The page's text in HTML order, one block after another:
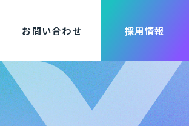
お問い合わせ 採用情報